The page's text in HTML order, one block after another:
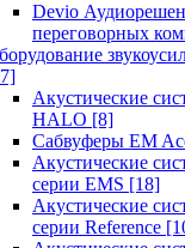
Devio
переговорных
Акустические
HALO [8]
Сабвуферы EM
Акустические
серии EMS [18]
Акустические
серии Reference